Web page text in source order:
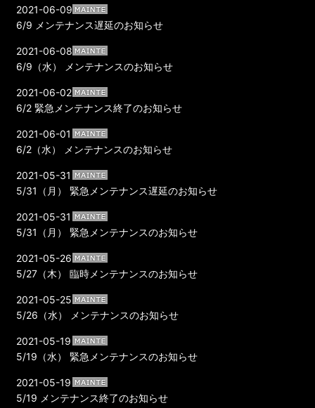
6/9 メンテナンス遅延のお知らせ
2021-06-09
6/9（水） メンテナンスのお知らせ
2021-06-08
6/2 緊急メンテナンス終了のお知らせ
2021-06-02
6/2（水） メンテナンスのお知らせ
2021-06-01
5/31（月） 緊急メンテナンス遅延のお知らせ
2021-05-31
5/31（月） 緊急メンテナンスのお知らせ
2021-05-31
5/27（木） 臨時メンテナンスのお知らせ
2021-05-26
5/26（水） メンテナンスのお知らせ
2021-05-25
5/19（水） 緊急メンテナンスのお知らせ
2021-05-19
5/19 メンテナンス終了のお知らせ
2021-05-19